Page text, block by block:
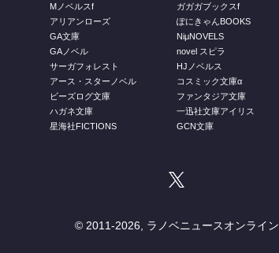
Mノベルスf
アリアンローズ
GA文庫
GAノベル
サーガフォレスト
アース・スターノベル
ビーズログ文庫
ハガネ文庫
星海社FICTIONS
ガガガブックスf
ぽにきゃんBOOKS
NiμNOVELS
novel スピラ
HJノベルス
コスミック文庫α
ファンタジア文庫
一迅社文庫アイリス
GCN文庫
© 2011-2026, ラノベニュースオンライン